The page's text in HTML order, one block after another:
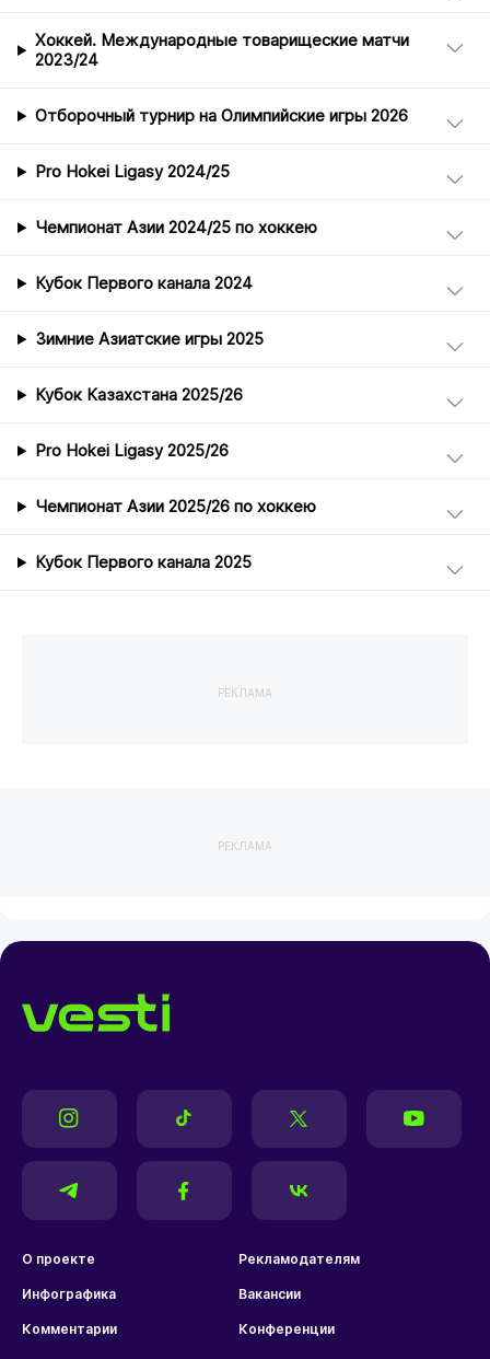
Хоккей. Международные товарищеские матчи
2023/24
Отборочный турнир на Олимпийские игры 2026
Pro Hokei Ligasy 2024/25
Чемпионат Азии 2024/25 по хоккею
Кубок Первого канала 2024
Зимние Азиатские игры 2025
Кубок Казахстана 2025/26
Pro Hokei Ligasy 2025/26
Чемпионат Азии 2025/26 по хоккею
Кубок Первого канала 2025
РЕКЛАМА
РЕКЛАМА
О проекте Рекламодателям
Инфографика Вакансии
Комментарии Конференции